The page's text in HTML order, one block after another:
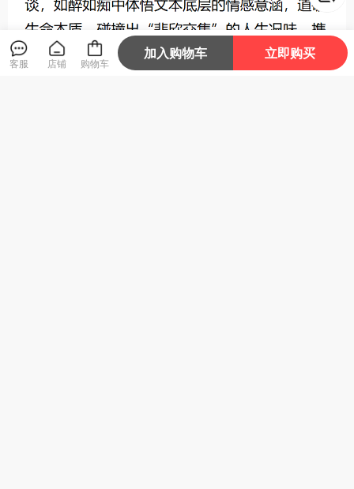
客服 店铺 购物车
加入购物车 立即购买